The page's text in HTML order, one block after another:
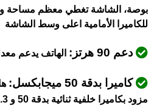
بوصة، الشاشة تغطي معظم مساحة
للكاميرا الأمامية اعلى وسط الشاشة
دعم 90 هرتز: الهاتف يدعم
كاميرا بدقة 50 ميجابكسل: